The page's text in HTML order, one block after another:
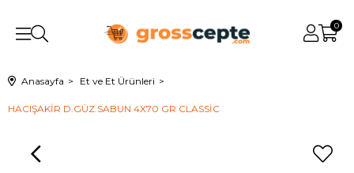
0
Anasayfa Et ve Et Ürünleri
HACIŞAKİR D.GÜZ.SABUN 4X70 GR CLASSİC